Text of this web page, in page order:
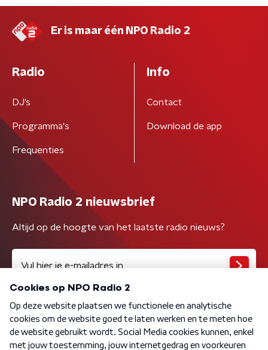
Er is maar één NPO Radio 2
Radio
DJ’s
Programma's
Frequenties
Info
Contact
Download de app
NPO Radio 2 nieuwsbrief
Altijd op de hoogte van het laatste radio nieuws?
Algemene voorwaarden